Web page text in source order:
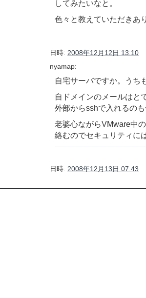
してみたいなと。
色々と教えていただきあ
日時: 2008年12月12日 13:10
nyamap:
自宅サーバですか。うち
自ドメインのメールはと
外部からsshで入れるの
老婆心ながらVMware中
絡むのでセキュリティに
日時: 2008年12月13日 07:43